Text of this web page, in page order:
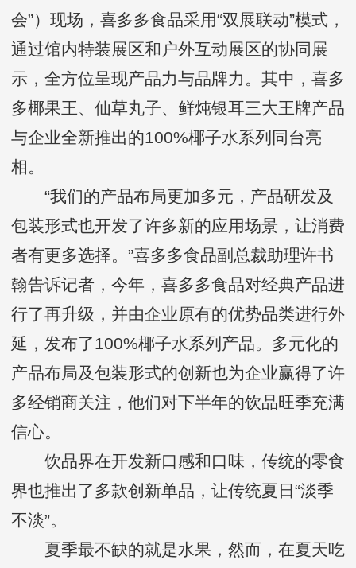
会”）现场，喜多多食品采用“双展联动”模式，
通过馆内特装展区和户外互动展区的协同展
示，全方位呈现产品力与品牌力。其中，喜多
多椰果王、仙草丸子、鲜炖银耳三大王牌产品
与企业全新推出的100%椰子水系列同台亮
相。
“我们的产品布局更加多元，产品研发及
包装形式也开发了许多新的应用场景，让消费
者有更多选择。”喜多多食品副总裁助理许书
翰告诉记者，今年，喜多多食品对经典产品进
行了再升级，并由企业原有的优势品类进行外
延，发布了100%椰子水系列产品。多元化的
产品布局及包装形式的创新也为企业赢得了许
多经销商关注，他们对下半年的饮品旺季充满
信心。
饮品界在开发新口感和口味，传统的零食
界也推出了多款创新单品，让传统夏日“淡季
不淡”。
夏季最不缺的就是水果，然而，在夏天吃